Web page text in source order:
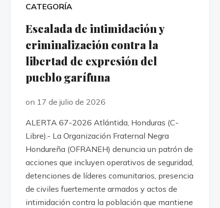
CATEGORÍA
Escalada de intimidación y
criminalización contra la
libertad de expresión del
pueblo garífuna
on 17 de julio de 2026
ALERTA 67-2026 Atlántida, Honduras (C-
Libre).- La Organización Fraternal Negra
Hondureña (OFRANEH) denuncia un patrón de
acciones que incluyen operativos de seguridad,
detenciones de líderes comunitarios, presencia
de civiles fuertemente armados y actos de
intimidación contra la población que mantiene